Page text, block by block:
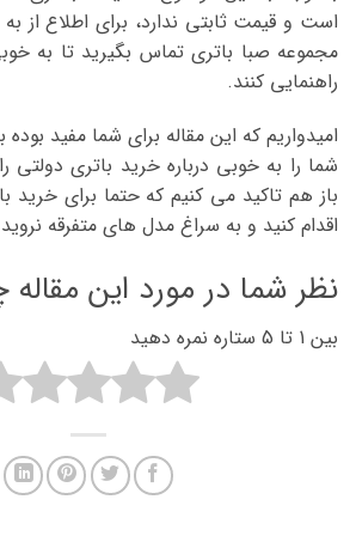
است و قیمت ثابتی ندارد، برای اطلاع از
مجموعه صبا باتری تماس بگیرید تا به
راهنمایی کنند.
امیدواریم که این مقاله برای شما مفید
شما را به خوبی درباره خرید باتری دولتی
باز هم تاکید می کنیم که حتما برای خرید
اقدام کنید و به سراغ مدل های متفرقه
نظر شما در مورد این
بین 1 تا 5 ستاره نمره دهید